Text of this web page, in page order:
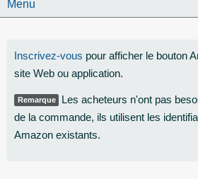
Menu
Inscrivez-vous pour afficher le bouton
site Web ou application.
Remarque
Les acheteurs n'ont pas
de la commande, ils utilisent les
Amazon existants.